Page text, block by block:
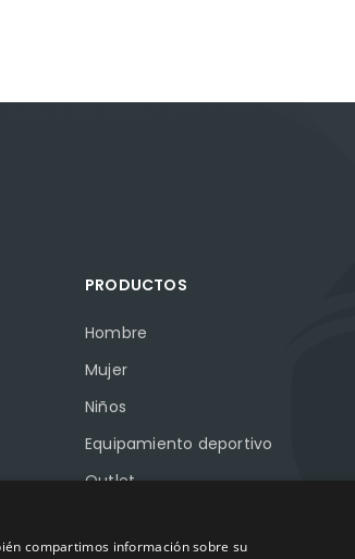
PRODUCTOS
Hombre
Mujer
Niños
Equipamiento deportivo
Outlet
compartimos información sobre su